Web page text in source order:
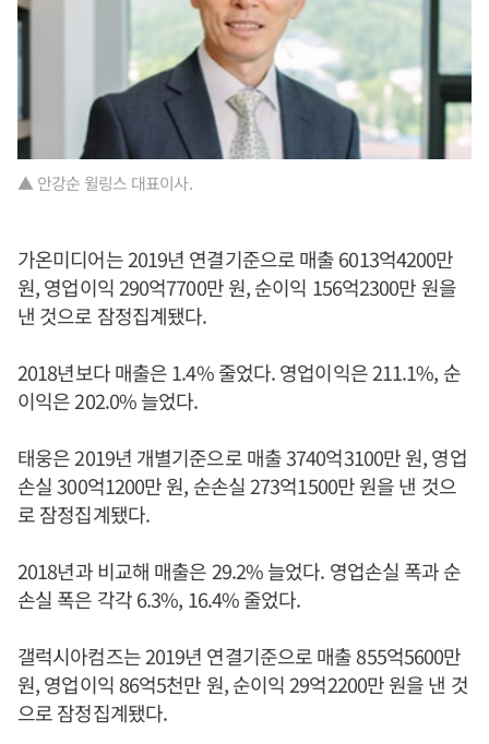
▲ 안강순 윌링스 대표이사.
가온미디어는 2019년 연결기준으로 매출 6013억4200만
원, 영업이익 290억7700만 원, 순이익 156억2300만 원을
낸 것으로 잠정집계됐다.
2018년보다 매출은 1.4% 줄었다. 영업이익은 211.1%, 순
이익은 202.0% 늘었다.
태웅은 2019년 개별기준으로 매출 3740억3100만 원, 영업
손실 300억1200만 원, 순손실 273억1500만 원을 낸 것으
로 잠정집계됐다.
2018년과 비교해 매출은 29.2% 늘었다. 영업손실 폭과 순
손실 폭은 각각 6.3%, 16.4% 줄었다.
갤럭시아컴즈는 2019년 연결기준으로 매출 855억5600만
원, 영업이익 86억5천만 원, 순이익 29억2200만 원을 낸 것
으로 잠정집계됐다.